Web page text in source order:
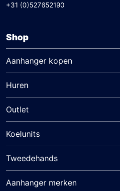
+31 (0)527652190
Shop
Aanhanger kopen
Huren
Outlet
Koelunits
Tweedehands
Aanhanger merken